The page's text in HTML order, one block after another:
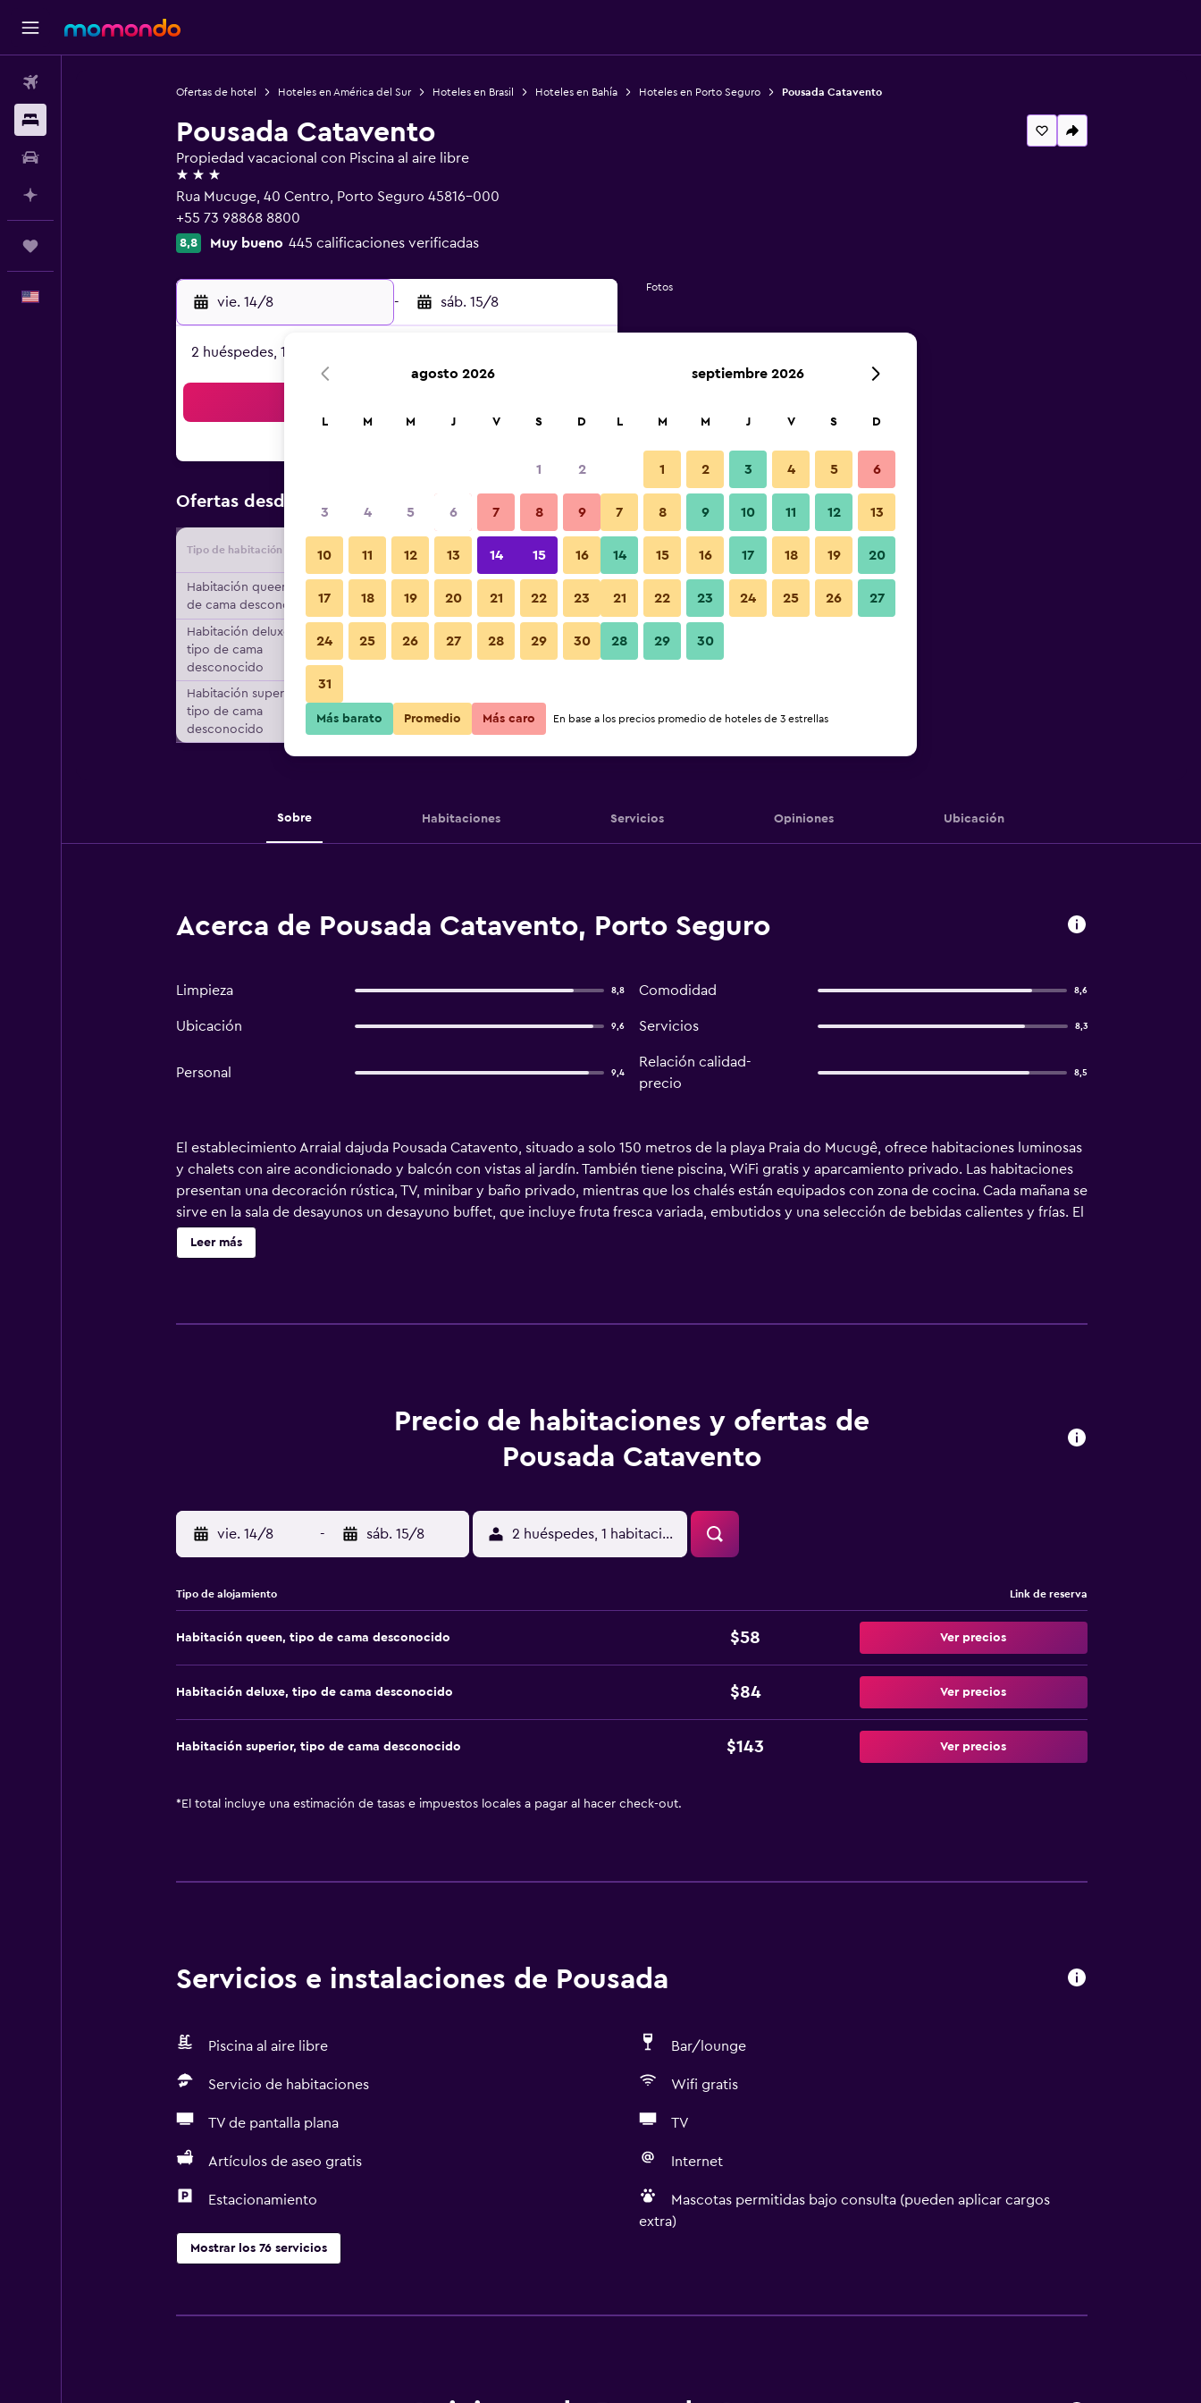
Ofertas de hotel Hoteles en América del Sur Hoteles en Brasil Hoteles en Bahía Hoteles en Porto Seguro Pousada Catavento
Pousada Catavento
Propiedad vacacional con Piscina al aire libre
3 estrellas
Rua Mucuge, 40 Centro, Porto Seguro 45816-000
+55 73 98868 8800
8,8 Muy bueno 445 calificaciones verificadas
vie. 14/8 - sáb. 15/8
2 huéspedes, 1 habitación
Ofertas desde Oferta más barata de precio por noche
Tipo de habitación Proveedor Total noche
Habitación queen, tipo
de cama desconocido
$58 Ver oferta
Habitación deluxe,
tipo de cama
desconocido
$84
Habitación superior,
tipo de cama
desconocido
$143 Ver oferta
Fotos
Sobre Habitaciones Servicios Opiniones Ubicación
Acerca de Pousada Catavento, Porto Seguro
Limpieza 8,8 Comodidad 8,6
Ubicación 9,6 Servicios 8,3
Personal 9,4
Relación calidad-
precio
8,5
El establecimiento Arraial dajuda Pousada Catavento, situado a solo 150 metros de la playa Praia do Mucugê, ofrece habitaciones luminosas
y chalets con aire acondicionado y balcón con vistas al jardín. También tiene piscina, WiFi gratis y aparcamiento privado. Las habitaciones
presentan una decoración rústica, TV, minibar y baño privado, mientras que los chalés están equipados con zona de cocina. Cada mañana se
sirve en la sala de desayunos un desayuno buffet, que incluye fruta fresca variada, embutidos y una selección de bebidas calientes y frías. El
establecimiento Arraial dajuda Pousada Catavento se encuentra a 100 metros de bares y restaurantes, a 250 metros del parque acuático
Ecoparque y a 8,5 km del aeropuerto de Porto Seguro y de su terminal de autobuses.
Leer más
Precio de habitaciones y ofertas de
Pousada Catavento
vie. 14/8 - sáb. 15/8 2 huéspedes, 1 habitación
Tipo de alojamiento Link de reserva
Habitación queen, tipo de cama desconocido $58 Ver precios
Habitación deluxe, tipo de cama desconocido $84 Ver precios
Habitación superior, tipo de cama desconocido $143 Ver precios
* El total incluye una estimación de tasas e impuestos locales a pagar al hacer check-out.
Servicios e instalaciones de Pousada
Piscina al aire libre Bar/lounge
Servicio de habitaciones Wifi gratis
TV de pantalla plana TV
Artículos de aseo gratis Internet
Estacionamiento
Mascotas permitidas bajo consulta (pueden aplicar cargos
extra)
Mostrar los 76 servicios
Wifi gratis
Habitaciones familiares
agosto 2026
L M M J V S D
1 2
3 4 5 6 7 8 9
10 11 12 13 14 15 16
17 18 19 20 21 22 23
24 25 26 27 28 29 30
31
septiembre 2026
L M M J V S D
1 2 3 4 5 6
7 8 9 10 11 12 13
14 15 16 17 18 19 20
21 22 23 24 25 26 27
28 29 30
Más barato Promedio Más caro En base a los precios promedio de hoteles de 3 estrellas